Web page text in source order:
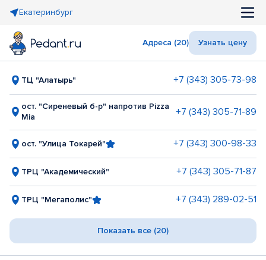
Екатеринбург
Адреса (20) Узнать цену
ТЦ "Алатырь" +7 (343) 305-73-98
ост. "Сиреневый б-р" напротив Pizza
Mia
+7 (343) 305-71-89
ост. "Улица Токарей" +7 (343) 300-98-33
ТРЦ "Академический" +7 (343) 305-71-87
ТРЦ "Мегаполис" +7 (343) 289-02-51
Показать все (20)